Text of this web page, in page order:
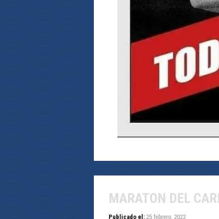
MARATON DEL
Publicado el: 25 febrero, 2022